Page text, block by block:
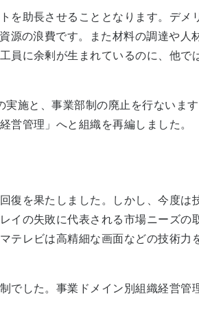
を助長させることとなります。デメ
源の浪費です。また材料の調達や人
員に余剰が生まれているのに、他で
施と、事業部制の廃止を行ないま
営管理」へと組織を再編しました。
復を果たしました。しかし、今度は
イの失敗に代表される市場ニーズの
テレビは高精細な画面などの技術力
でした。事業ドメイン別組織経営管